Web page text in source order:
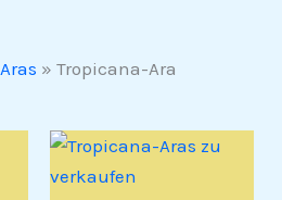
Aras »Tropicana-Ara